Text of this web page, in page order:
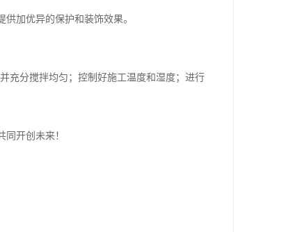
加优异的保护和装饰效果。
充分搅拌均匀；控制好施工温度和湿度；进行
开创未来！